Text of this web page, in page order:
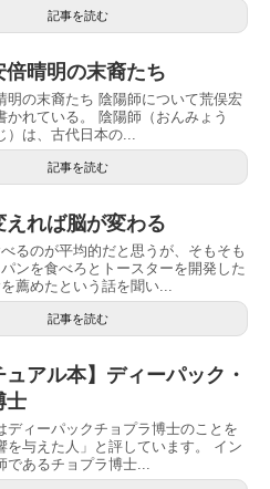
記事を読む
晴明の末裔たち
の末裔たち 陰陽師について荒俣宏
かれている。 陰陽師（おんみょう
）は、古代日本の...
記事を読む
えれば脳が変わる
るのが平均的だと思うが、そもそも
ンを食べろとトースターを開発した
薦めたという話を聞い...
記事を読む
ュアル本】ディーパック・
士
ディーパックチョプラ博士のことを
を与えた人」と評しています。 イン
であるチョプラ博士...